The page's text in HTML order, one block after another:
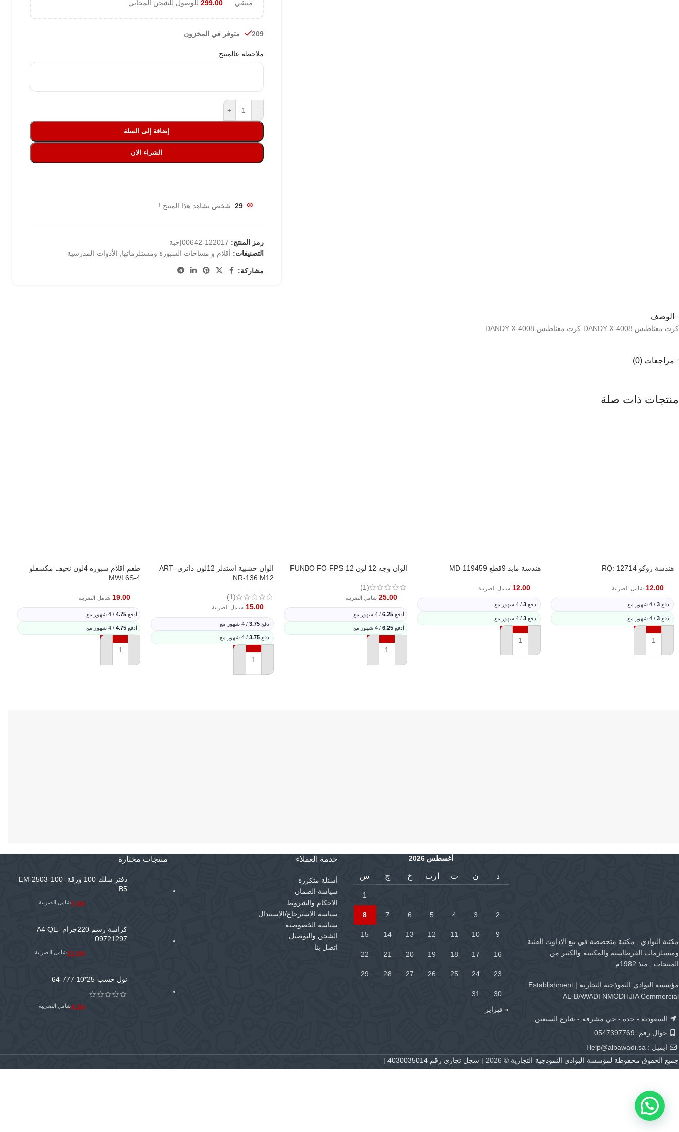
متبقي 299.00 للوصول للشحن المجاني
209 متوفر في المخزون
ملاحظة عالمنتج
-
+
إضافة إلى السلة
الشراء الان
29 شخص يشاهد هذا المنتج !
رمز المنتج: 122017-00642|حبة
التصنيفات: أقلام و مساحات السبورة ومستلزماتها الأدوات المدرسية
مشاركة:
الوصف
كرت مغناطيس DANDY X-4008 كرت مغناطيس DANDY X-4008
مراجعات (0)
منتجات ذات صلة
هندسة روكو RQ: 12714
12.00 شامل الضريبة
ادفع 3 / 4 شهور مع
ادفع 3 / 4 شهور مع
إضافة إلى السلة
هندسة مابد 9قطع 119459-MD
12.00 شامل الضريبة
ادفع 3 / 4 شهور مع
ادفع 3 / 4 شهور مع
إضافة إلى السلة
الوان وجه 12 لون FUNBO FO-FPS-12
(1)
25.00 شامل الضريبة
ادفع 6.25 / 4 شهور مع
ادفع 6.25 / 4 شهور مع
إضافة إلى السلة
الوان خشبية استدلر 12لون دائري ART-
NR-136 M12
(1)
15.00 شامل الضريبة
ادفع 3.75 / 4 شهور مع
ادفع 3.75 / 4 شهور مع
إضافة إلى السلة
طقم اقلام سبوره 4لون نحيف مكسفلو
MWL6S-4
19.00 شامل الضريبة
ادفع 4.75 / 4 شهور مع
ادفع 4.75 / 4 شهور مع
إضافة إلى السلة
مكتبة البوادي , مكتبة متخصصة في بيع الاداوت الفنية
ومستلزمات القرطاسية والمكتبية والكثير من
المنتجات , منذ 1982م
مؤسسة البوادي النموذجية التجارية | Establishment
AL-BAWADI NMODHJIA Commercial
السعودية - جدة - حي مشرفة - شارع السبعين
جوال رقم: 0547397769
ايميل : Help@albawadi.sa
أغسطس 2026
د ن ث أرب خ ج س
1
2
3
4
5
6
7
8
9
10
11
12
13
14
15
16
17
18
19
20
21
22
23
24
25
26
27
28
29
30
31
« فبراير
خدمة العملاء
أسئلة متكررة
سياسة الضمان
الاحكام والشروط
سياسة الإسترجاع/الإستبدال
سياسة الخصوصية
الشحن والتوصيل
اتصل بنا
منتجات مختارة
دفتر سلك 100 ورقة EM-2503-100-
B5
7.00شامل الضريبة
كراسة رسم 220جرام A4 QE-
09721297
12.00شامل الضريبة
نول خشب 25*10 777-64
4.00شامل الضريبة
جميع الحقوق محفوظة لمؤسسة البوادي النموذجية التجارية © 2026 | سجل تجاري رقم 4030035014 |